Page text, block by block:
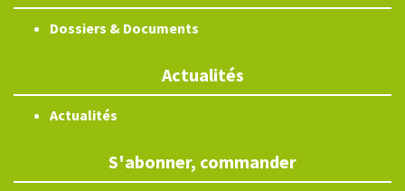
Dossiers & Documents
Actualités
Actualités
S'abonner, commander